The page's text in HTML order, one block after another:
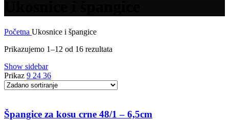
Početna Ukosnice i špangice
Prikazujemo 1–12 od 16 rezultata
Show sidebar
Prikaz 9 24 36
Špangice za kosu crne 48/1 – 6,5cm